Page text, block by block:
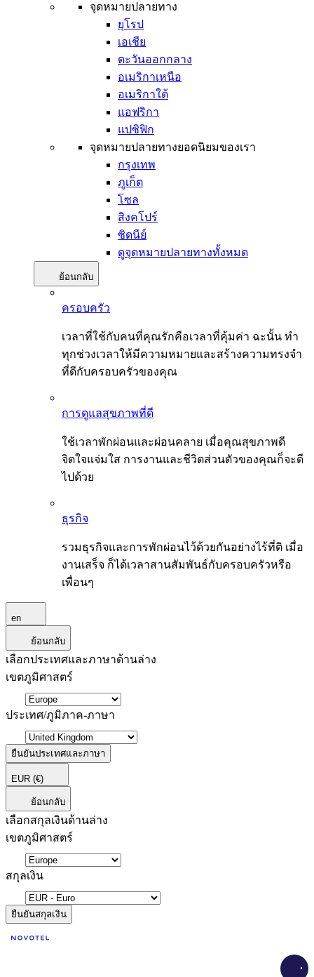
จุดหมายปลายทาง
ยุโรป
เอเชีย
ตะวันออกกลาง
อเมริกาเหนือ
อเมริกาใต้
แอฟริกา
แปซิฟิก
จุดหมายปลายทางยอดนิยมของเรา
กรุงเทพ
ภูเก็ต
โซล
สิงคโปร์
ซิดนีย์
ดูจุดหมายปลายทางทั้งหมด
ย้อนกลับ
ครอบครัว
เวลาที่ใช้กับคนที่คุณรักคือเวลาที่คุ้มค่า ฉะนั้น ทำ
ทุกช่วงเวลาให้มีความหมายและสร้างความทรงจำ
ที่ดีกับครอบครัวของคุณ
การดูแลสุขภาพที่ดี
ใช้เวลาพักผ่อนและผ่อนคลาย เมื่อคุณสุขภาพดี
จิตใจแจ่มใส การงานและชีวิตส่วนตัวของคุณก็จะดี
ไปด้วย
ธุรกิจ
รวมธุรกิจและการพักผ่อนไว้ด้วยกันอย่างไร้ที่ติ เมื่อ
งานเสร็จ ก็ได้เวลาสานสัมพันธ์กับครอบครัวหรือ
เพื่อนๆ
en
ย้อนกลับ
เลือกประเทศและภาษาด้านล่าง
เขตภูมิศาสตร์
ประเทศ/ภูมิภาค-ภาษา
ยืนยันประเทศและภาษา
EUR (€)
ย้อนกลับ
เลือกสกุลเงินด้านล่าง
เขตภูมิศาสตร์
สกุลเงิน
ยืนยันสกุลเงิน